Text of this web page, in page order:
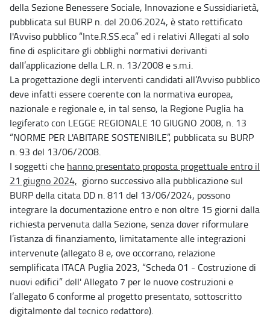
della Sezione Benessere Sociale, Innovazione e Sussidiarietà,
pubblicata sul BURP n. del 20.06.2024, è stato rettificato
l'Avviso pubblico “Inte.R.SS.eca” ed i relativi Allegati al solo
fine di esplicitare gli obblighi normativi derivanti
dall’applicazione della L.R. n. 13/2008 e s.m.i.
La progettazione degli interventi candidati all’Avviso pubblico
deve infatti essere coerente con la normativa europea,
nazionale e regionale e, in tal senso, la Regione Puglia ha
legiferato con LEGGE REGIONALE 10 GIUGNO 2008, n. 13
“NORME PER L'ABITARE SOSTENIBILE”, pubblicata su BURP
n. 93 del 13/06/2008.
I soggetti che hanno presentato proposta progettuale entro il
21 giugno 2024, giorno successivo alla pubblicazione sul
BURP della citata DD n. 811 del 13/06/2024, possono
integrare la documentazione entro e non oltre 15 giorni dalla
richiesta pervenuta dalla Sezione, senza dover riformulare
l’istanza di finanziamento, limitatamente alle integrazioni
intervenute (allegato 8 e, ove occorrano, relazione
semplificata ITACA Puglia 2023, “Scheda 01 - Costruzione di
nuovi edifici” dell' Allegato 7 per le nuove costruzioni e
l’allegato 6 conforme al progetto presentato, sottoscritto
digitalmente dal tecnico redattore).